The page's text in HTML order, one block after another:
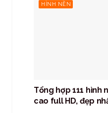
HÌNH NỀN
Tổng hợp 111 hình
cao full HD, đẹp